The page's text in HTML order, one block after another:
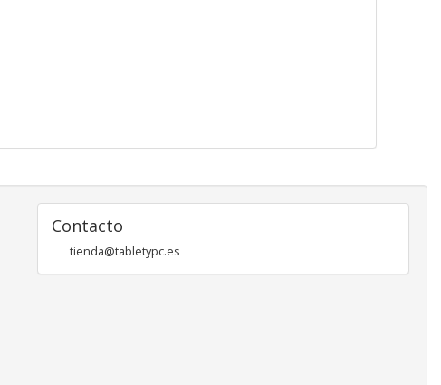
Contacto
tienda@tabletypc.es